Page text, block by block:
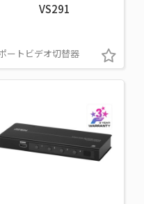
VS291
ートビデオ切替器